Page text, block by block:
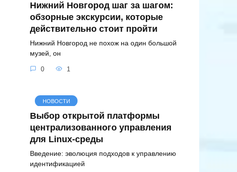
Нижний Новгород шаг за шагом:
обзорные экскурсии, которые
действительно стоит пройти
Нижний Новгород не похож на один большой
музей, он
0 1
НОВОСТИ
Выбор открытой платформы
централизованного управления
для Linux-среды
Введение: эволюция подходов к управлению
идентификацией